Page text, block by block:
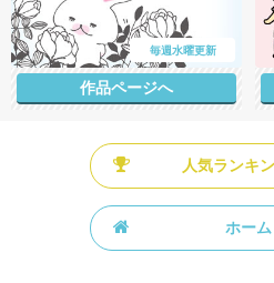
毎週水曜更新
作品ページへ
人気ランキ
ホーム